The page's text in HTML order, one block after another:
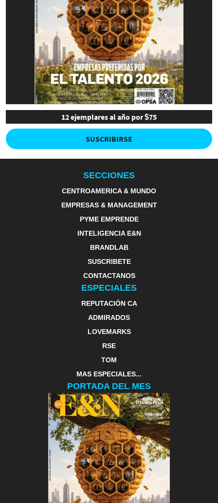
12 ejemplares al año por $75
SUSCRIBIRSE
SECCIONES
CENTROAMERICA & MUNDO
EMPRESAS & MANAGEMENT
PYME EMPRENDE
INTELIGENCIA E&N
BRANDLAB
SUSCRIBETE
CONTACTANOS
ESPECIALES
REPUTACIÓN CA
ADMIRADOS
LOVEMARKS
RSE
TOM
MAS ESPECIALES...
PORTADA DEL MES